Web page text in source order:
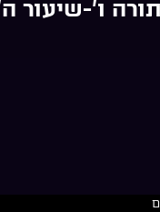
ו’-שיעור